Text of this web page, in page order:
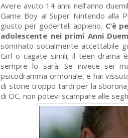
Avere avuto 14 anni nell’anno
Game Boy al Super Nintendo alla
giusto per goderteli appieno. C’è
adolescente nei primi Anni
sommato socialmente accettabile
Girl o cagate simili; il teen-drama
sempre lo sarà. Se invece sei
psicodramma ormonale, e hai
di storie troppo tardi per la
di OC, non potevi scampare alle